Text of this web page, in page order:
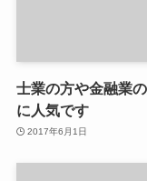
士業の方や金融業
に人気です
2017年6月1日